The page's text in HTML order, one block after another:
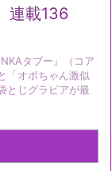
連載136
タブー』（コア
「オボちゃん激似
とじグラビアが最